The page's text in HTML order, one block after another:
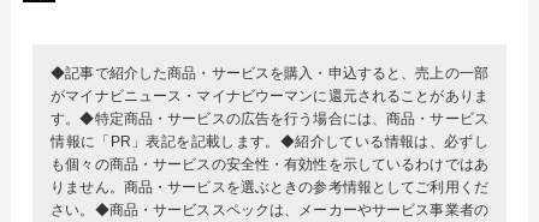
◆記事で紹介した商品・サービスを購入・申込すると、売上の一部
がマイナビニュース・マイナビウーマンに還元されることがありま
す。◆特定商品・サービスの広告を行う場合には、商品・サービス
情報に「PR」表記を記載します。◆紹介している情報は、必ずし
も個々の商品・サービスの安全性・有効性を示しているわけではあ
りません。商品・サービスを選ぶときの参考情報としてご利用くだ
さい。◆商品・サービススペックは、メーカーやサービス事業者の